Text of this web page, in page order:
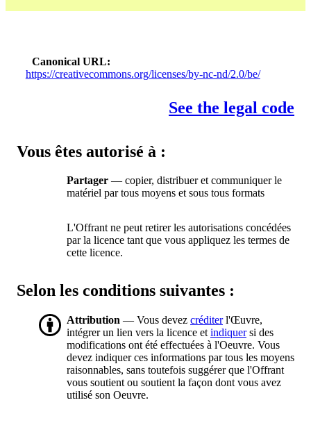
Canonical URL
https://creativecommons.org/licenses/by-nc-nd/2.0/be/
See the legal code
Vous êtes autorisé à :
Partager — copier, distribuer et communiquer le
matériel par tous moyens et sous tous formats
L'Offrant ne peut retirer les autorisations concédées
par la licence tant que vous appliquez les termes de
cette licence.
Selon les conditions suivantes :
Attribution — Vous devez créditerl'Œuvre,
intégrer un lien vers la licence et indiquersi des
modifications ont été effectuées à l'Oeuvre. Vous
devez indiquer ces informations par tous les moyens
raisonnables, sans toutefois suggérer que l'Offrant
vous soutient ou soutient la façon dont vous avez
utilisé son Oeuvre.